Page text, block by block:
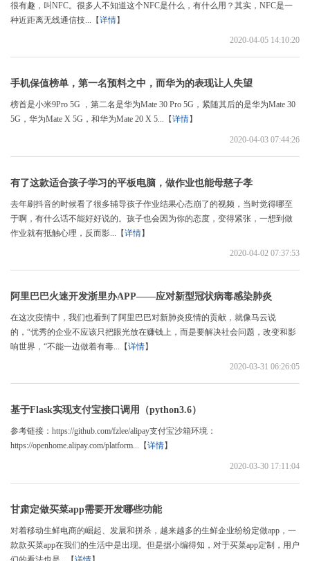
很有趣，叫NFC。很多人不知道这个NFC是什么，有什么用？其实，NFC是一
种近距离无线通信技...【详情】
2020-04-05 14:10:20
手机保值榜单，第一名预料之中，而华为的表现让人失望
榜首是小米9Pro 5G ，第二名是华为Mate 30 Pro 5G，紧随其后的是华为Mate 30
5G，华为Mate X 5G，和华为Mate 20 X 5...【详情】
2020-04-03 07:44:26
有了这款适合孩子学习的平板电脑，做作业也能母慈子孝
去年刷抖音的时候看了很多辅导孩子作业结果心态崩了的视频，当时觉得哪至
于啊，有什么话不能好好说的。孩子也会因为你的态度，变得紧张，一想到做
作业就有抵触心理，反而影...【详情】
2020-04-02 07:37:53
阿里巴巴火速开发浙里办APP——应对新型冠状病毒感染肺炎
在这次疫情中，我们也看到了阿里巴巴对新肺炎疫情的贡献，就像马云说
的，“优秀的企业不应该只把眼光放在赚钱上，而是要解决社会问题，改变和影
响世界，“不能一边做着有毒...【详情】
2020-03-31 06:26:05
基于Flask实现支付宝接口调用（python3.6）
参考链接：https://github.com/fzlee/alipay支付宝沙箱环境：
https://openhome.alipay.com/platform...【详情】
2020-03-30 17:11:04
甘肃定做买菜app需要开发哪些功能
对着移动生鲜电商的崛起、发展和拼杀，越来越多的生鲜企业纷纷定做app，一
款款买菜app在我们的生活中是出现。但是据小编得知，对于买菜app定制，用户